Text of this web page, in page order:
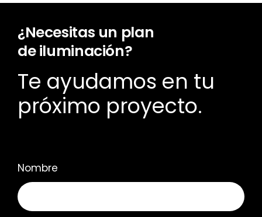
¿Necesitas un plan
de iluminación?
Te ayudamos en tu
próximo proyecto.
Nombre